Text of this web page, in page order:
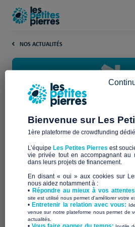
NOS ACTUALITÉS
5 belles années
service de la lutte
Les Petites Pierres, la
Bienvenue sur Les
1ère plateforme de crowdfunding
L’équipe Les Petites Pierres est
vie privée tout en accompagnant au
dans leurs projets de financement.
En disant « oui » aux cookies sur
nous aidez notamment à :
• Répondre au mieux à vos
site est utilisé nous permet d'améliorer votre
•Entretenir la relation avec vous:
venue sur notre plateforme nous permet de
actualités.